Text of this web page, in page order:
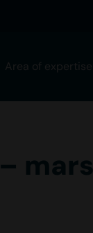
Area of expertise
mars